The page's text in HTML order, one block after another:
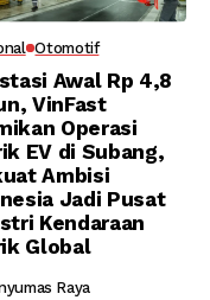
Otomotif
Awal Rp 4,8
VinFast
Operasi
EV di Subang,
Ambisi
Jadi Pusat
Kendaraan
Global
Raya